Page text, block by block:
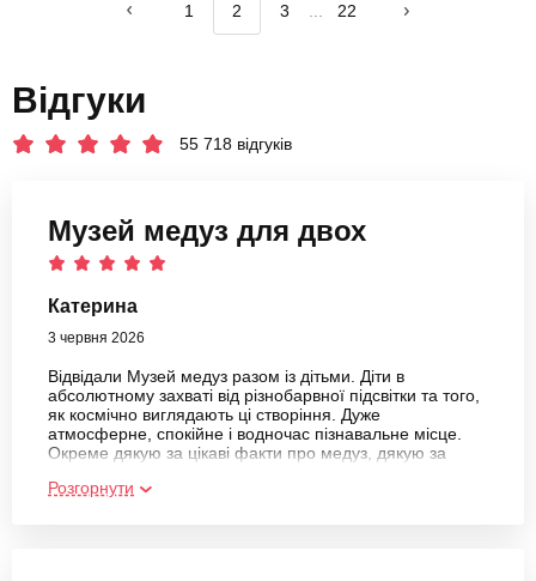
1 2 3 ... 22
Відгуки
55 718 відгуків
Музей медуз для двох
Катерина
3 червня 2026
Відвідали Музей медуз разом із дітьми. Діти в
абсолютному захваті від різнобарвної підсвітки та того,
як космічно виглядають ці створіння. Дуже
атмосферне, спокійне і водночас пізнавальне місце.
Окреме дякую за цікаві факти про медуз, дякую за
Розгорнути